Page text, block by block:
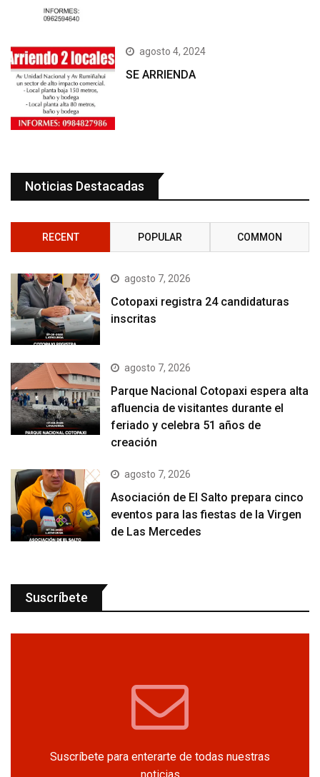
agosto 4, 2024
SE ARRIENDA
Noticias Destacadas
RECENT POPULAR COMMON
agosto 7, 2026
Cotopaxi registra 24 candidaturas
inscritas
agosto 7, 2026
Parque Nacional Cotopaxi espera alta
afluencia de visitantes durante el
feriado y celebra 51 años de
creación
agosto 7, 2026
Asociación de El Salto prepara cinco
eventos para las fiestas de la Virgen
de Las Mercedes
Suscríbete
Suscríbete para enterarte de todas nuestras
noticias